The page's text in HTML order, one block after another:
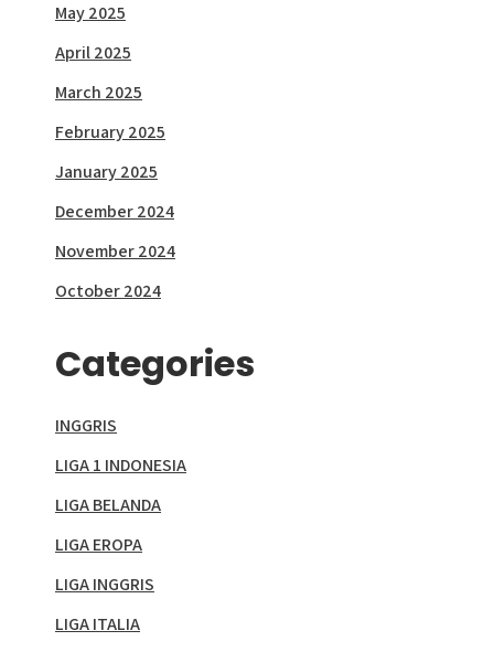
May 2025
April 2025
March 2025
February 2025
January 2025
December 2024
November 2024
October 2024
Categories
INGGRIS
LIGA 1 INDONESIA
LIGA BELANDA
LIGA EROPA
LIGA INGGRIS
LIGA ITALIA